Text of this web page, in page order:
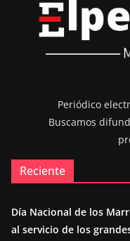
Periódico
Buscamos
Reciente
Día Nacional de los
al servicio de los